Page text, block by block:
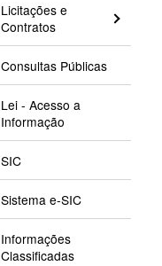
Licitações e
Contratos
Consultas Públicas
Lei - Acesso a
Informação
SIC
Sistema e-SIC
Informações
Classificadas